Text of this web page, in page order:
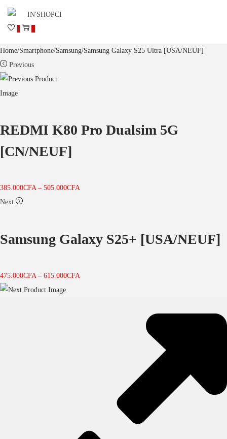
0 0
Home/Smartphone/Samsung/Samsung Galaxy S25 Ultra [USA/NEUF]
Previous
REDMI K80 Pro Dualsim 5G
[CN/NEUF]
385.000CFA – 505.000CFA
Next
Samsung Galaxy S25+ [USA/NEUF]
475.000CFA – 615.000CFA